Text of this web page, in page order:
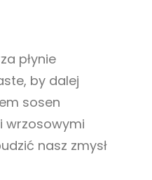
płynie
by dalej
sosen
wrzosowymi
nasz zmysł